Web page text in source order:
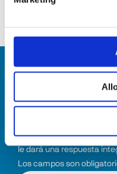
¿CÓMO
Seleccione el tema y
sistema dirigirá su
le dará una respuesta
Los campos son